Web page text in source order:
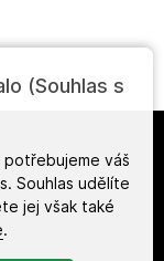
(Souhlas s
váš
Souhlas udělíte
jej však také
.